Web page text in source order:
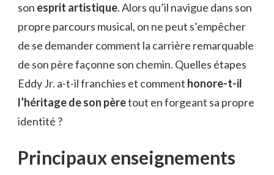
son esprit artistique. Alors qu’il navigue dans son
propre parcours musical, on ne peut s’empêcher
de se demander comment la carrière remarquable
de son père façonne son chemin. Quelles étapes
Eddy Jr. a-t-il franchies et comment honore-t-il
l’héritage de son pèretout en forgeant sa propre
identité ?
Principaux enseignements